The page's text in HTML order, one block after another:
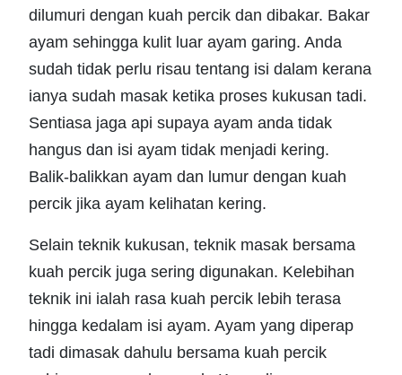
dilumuri dengan kuah percik dan dibakar. Bakar
ayam sehingga kulit luar ayam garing. Anda
sudah tidak perlu risau tentang isi dalam kerana
ianya sudah masak ketika proses kukusan tadi.
Sentiasa jaga api supaya ayam anda tidak
hangus dan isi ayam tidak menjadi kering.
Balik-balikkan ayam dan lumur dengan kuah
percik jika ayam kelihatan kering.
Selain teknik kukusan, teknik masak bersama
kuah percik juga sering digunakan. Kelebihan
teknik ini ialah rasa kuah percik lebih terasa
hingga kedalam isi ayam. Ayam yang diperap
tadi dimasak dahulu bersama kuah percik